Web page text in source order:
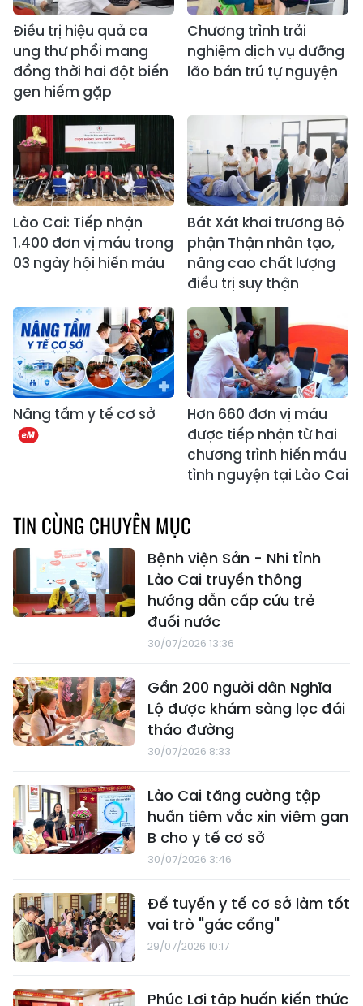
Điều trị hiệu quả ca
ung thư phổi mang
đồng thời hai đột biến
gen hiếm gặp
Chương trình trải
nghiệm dịch vụ dưỡng
lão bán trú tự nguyện
Lào Cai: Tiếp nhận
1.400 đơn vị máu trong
03 ngày hội hiến máu
Bát Xát khai trương Bộ
phận Thận nhân tạo,
nâng cao chất lượng
điều trị suy thận
Nâng tầm y tế cơ sở
Hơn 660 đơn vị máu
được tiếp nhận từ hai
chương trình hiến máu
tình nguyện tại Lào Cai
TIN CÙNG CHUYÊN MỤC
Bệnh viện Sản - Nhi tỉnh
Lào Cai truyền thông
hướng dẫn cấp cứu trẻ
đuối nước
30/07/2026 13:36
Gần 200 người dân Nghĩa
Lộ được khám sàng lọc đái
tháo đường
30/07/2026 8:33
Lào Cai tăng cường tập
huấn tiêm vắc xin viêm gan
B cho y tế cơ sở
30/07/2026 3:46
Để tuyến y tế cơ sở làm tốt
vai trò "gác cổng"
29/07/2026 10:17
Phúc Lợi tập huấn kiến thức